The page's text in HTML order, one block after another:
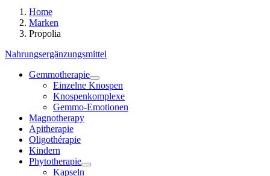
Home
Marken
Propolia
Nahrungsergänzungsmittel
Gemmotherapie
Einzelne Knospen
Knospenkomplexe
Gemmo-Emotionen
Magnotherapy
Apitherapie
Oligothérapie
Kindern
Phytotherapie
Kapseln